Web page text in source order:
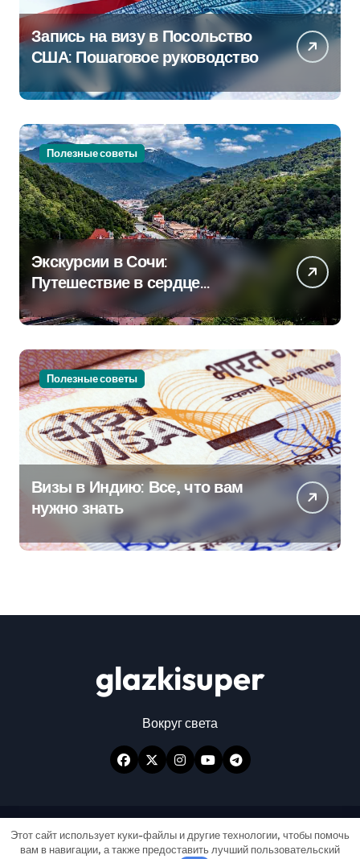
Запись на визу в Посольство
США: Пошаговое руководство
Полезные советы
Экскурсии в Сочи:
Путешествие в сердце
Черноморского курорта
Полезные советы
Визы в Индию: Все, что вам
нужно знать
glazkisuper
Вокруг света
Авторские права © Все права защищены|
Этот сайт использует куки-файлы и другие технологии, чтобы помочь
вам в навигации, а также предоставить лучший пользовательский